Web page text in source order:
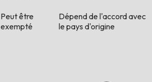
Peut être
exempté
Dépend de l'accord avec
le pays d'origine